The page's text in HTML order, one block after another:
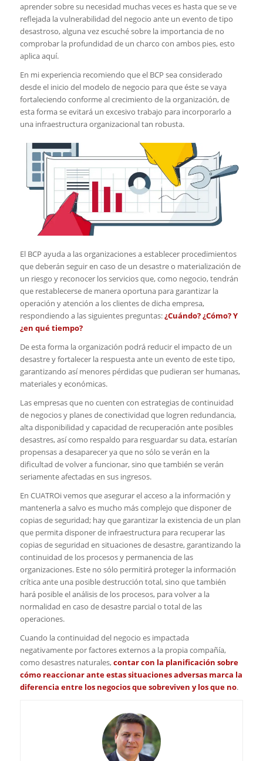
aprender sobre su necesidad muchas veces es hasta que se ve
reflejada la vulnerabilidad del negocio ante un evento de tipo
desastroso, alguna vez escuché sobre la importancia de no
comprobar la profundidad de un charco con ambos pies, esto
aplica aquí.
En mi experiencia recomiendo que el BCP sea considerado
desde el inicio del modelo de negocio para que éste se vaya
fortaleciendo conforme al crecimiento de la organización, de
esta forma se evitará un excesivo trabajo para incorporarlo a
una infraestructura organizacional tan robusta.
El BCP ayuda a las organizaciones a establecer procedimientos
que deberán seguir en caso de un desastre o materialización de
un riesgo y reconocer los servicios que, como negocio, tendrán
que restablecerse de manera oportuna para garantizar la
operación y atención a los clientes de dicha empresa,
respondiendo a las siguientes preguntas:¿Cuándo? ¿Cómo? Y
¿en qué tiempo?
De esta forma la organización podrá reducir el impacto de un
desastre y fortalecer la respuesta ante un evento de este tipo,
garantizando así menores pérdidas que pudieran ser humanas,
materiales y económicas.
Las empresas que no cuenten con estrategias de continuidad
de negocios y planes de conectividad que logren redundancia,
alta disponibilidad y capacidad de recuperación ante posibles
desastres, así como respaldo para resguardar su data, estarían
propensas a desaparecer ya que no sólo se verán en la
dificultad de volver a funcionar, sino que también se verán
seriamente afectadas en sus ingresos.
En CUATROi vemos que asegurar el acceso a la información y
mantenerla a salvo es mucho más complejo que disponer de
copias de seguridad; hay que garantizar la existencia de un plan
que permita disponer de infraestructura para recuperar las
copias de seguridad en situaciones de desastre, garantizando la
continuidad de los procesos y permanencia de las
organizaciones. Este no sólo permitirá proteger la información
crítica ante una posible destrucción total, sino que también
hará posible el análisis de los procesos, para volver a la
normalidad en caso de desastre parcial o total de las
operaciones.
Cuando la continuidad del negocio es impactada
negativamente por factores externos a la propia compañía,
como desastres naturales,contar con la planificación sobre
cómo reaccionar ante estas situaciones adversas marca la
diferencia entre los negocios que sobreviven y los que no.